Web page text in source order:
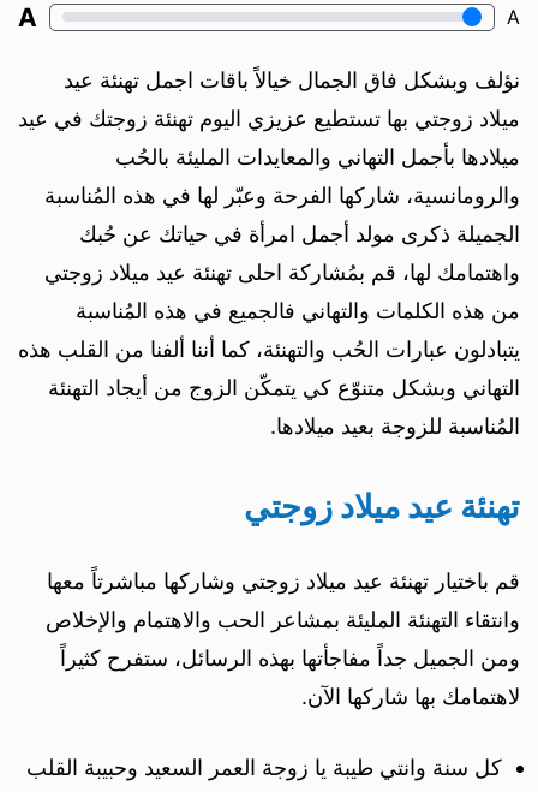
A
A
نؤلف وبشكل فاق الجمال خيالاً باقات اجمل تهنئة عيد
ميلاد زوجتي بها تستطيع عزيزي اليوم تهنئة زوجتك في عيد
ميلادها بأجمل التهاني والمعايدات المليئة بالحُب
والرومانسية، شاركها الفرحة وعبّر لها في هذه المُناسبة
الجميلة ذكرى مولد أجمل امرأة في حياتك عن حُبك
واهتمامك لها، قم بمُشاركة احلى تهنئة عيد ميلاد زوجتي
من هذه الكلمات والتهاني فالجميع في هذه المُناسبة
يتبادلون عبارات الحُب والتهنئة، كما أننا ألفنا من القلب هذه
التهاني وبشكل متنوّع كي يتمكّن الزوج من أيجاد التهنئة
المُناسبة للزوجة بعيد ميلادها.
تهنئة عيد ميلاد زوجتي
قم باختيار تهنئة عيد ميلاد زوجتي وشاركها مباشرتاً معها
وانتقاء التهنئة المليئة بمشاعر الحب والاهتمام والإخلاص
ومن الجميل جداً مفاجأتها بهذه الرسائل، ستفرح كثيراً
لاهتمامك بها شاركها الآن.
كل سنة وانتي طيبة يا زوجة العمر السعيد وحبيبة القلب